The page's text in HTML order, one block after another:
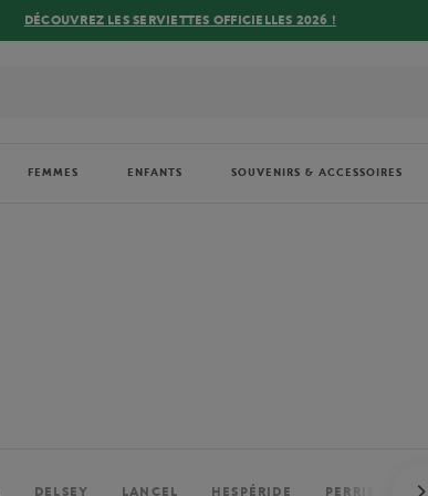
DÉCOUVREZ LES SERVIETTES OFFICIELLES 2026 !
FEMMES ENFANTS SOUVENIRS & ACCESSOIRES
DELSEY LANCEL HESPÉRIDE PERRIER